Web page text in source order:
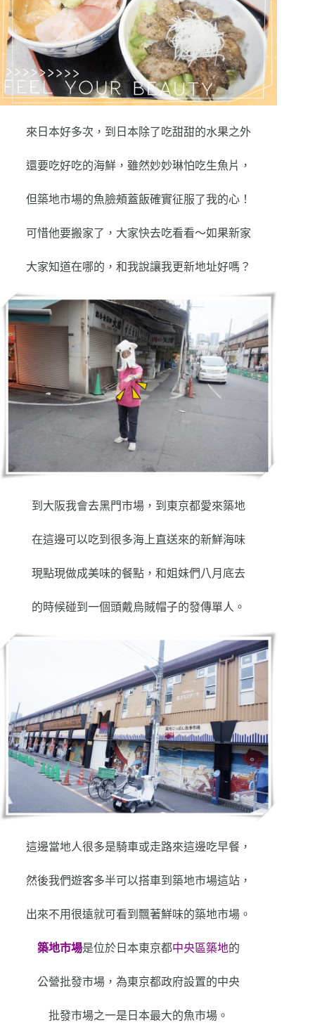
來日本好多次，到日本除了吃甜甜的水果之外
還要吃好吃的海鮮，雖然妙妙琳怕吃生魚片，
但築地市場的魚臉頰蓋飯確實征服了我的心！
可惜他要搬家了，大家快去吃看看～如果新家
大家知道在哪的，和我說讓我更新地址好嗎？
到大阪我會去黑門市場，到東京都愛來築地
在這邊可以吃到很多海上直送來的新鮮海味
現點現做成美味的餐點，和姐妹們八月底去
的時候碰到一個頭戴烏賊帽子的發傳單人。
這邊當地人很多是騎車或走路來這邊吃早餐，
然後我們遊客多半可以搭車到築地市場這站，
出來不用很遠就可看到飄著鮮味的築地市場。
築地市場是位於日本東京都中央區築地的
公營批發市場，為東京都政府設置的中央
批發市場之一是日本最大的魚市場。